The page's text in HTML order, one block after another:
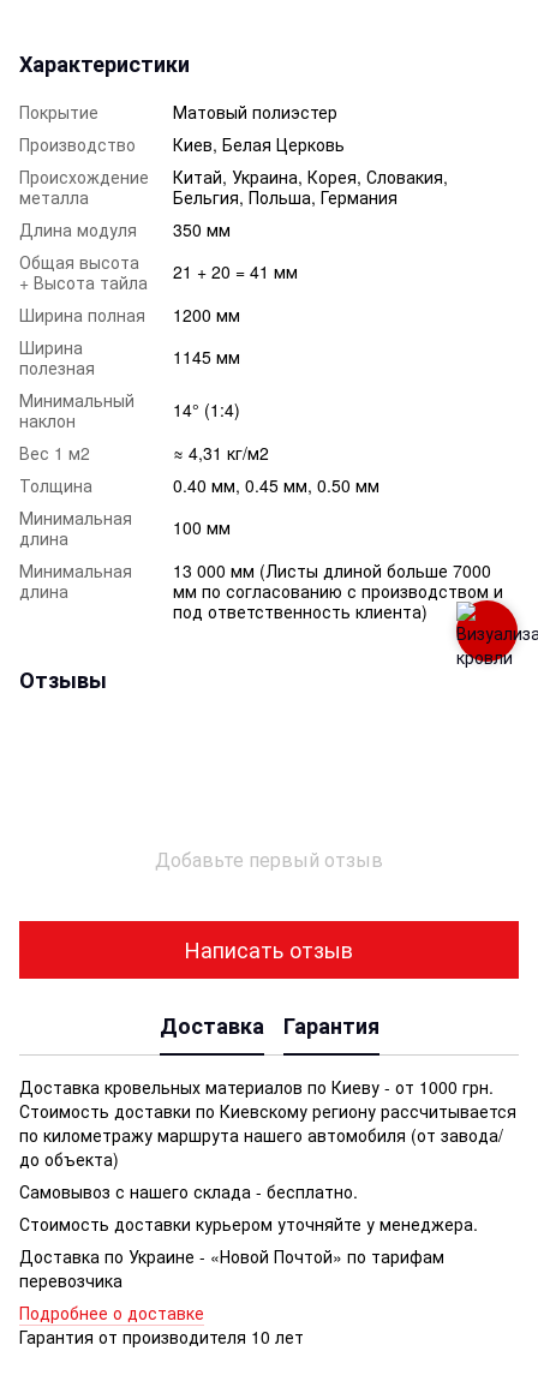
Характеристики
Покрытие
Матовый полиэстер
Производство
Киев, Белая Церковь
Происхождение
металла
Китай, Украина, Корея, Словакия,
Бельгия, Польша, Германия
Длина модуля
350 мм
Общая высота
+ Высота тайла
21 + 20 = 41 мм
Ширина полная
1200 мм
Ширина
полезная
1145 мм
Минимальный
наклон
14° (1:4)
Вес 1 м2
≈ 4,31 кг/м2
Толщина
0.40 мм, 0.45 мм, 0.50 мм
Минимальная
длина
100 мм
Минимальная
длина
13 000 мм (Листы длиной больше 7000
мм по согласованию с производством и
под ответственность клиента)
Отзывы
Добавьте первый отзыв
Написать отзыв
Доставка Гарантия
Доставка кровельных материалов по Киеву - от 1000 грн.
Стоимость доставки по Киевскому региону рассчитывается
по километражу маршрута нашего автомобиля (от завода/
до объекта)
Самовывоз с нашего склада - бесплатно.
Стоимость доставки курьером уточняйте у менеджера.
Доставка по Украине - «Новой Почтой» по тарифам
перевозчика
Подробнее о доставке
Гарантия от производителя 10 лет